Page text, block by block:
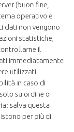
(buon fine,
operativo e
dati non vengono
statistiche,
il
immediatamente
utilizzati
in caso di
su ordine o
salva questa
per più di